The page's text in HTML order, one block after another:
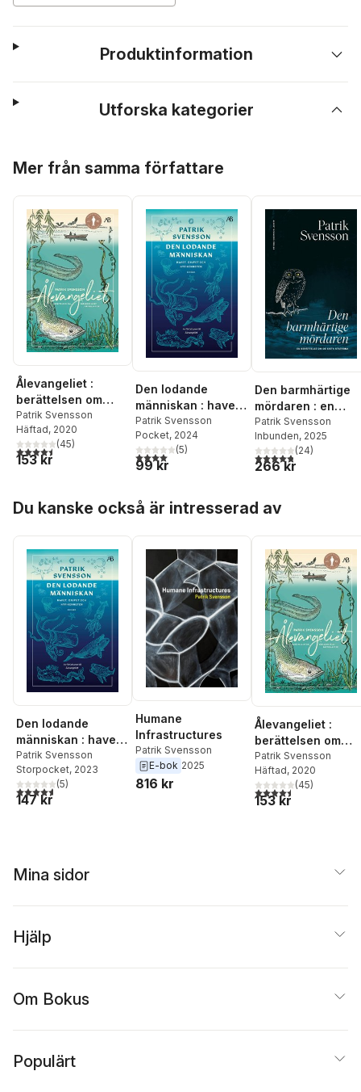
Produktinformation
Utforska kategorier
Mer från samma författare
Ålevangeliet :
berättelsen om
världens mest
gåtfulla fisk
Patrik Svensson
Häftad, 2020
4,5utav 5 stjärnor. Totalt antal röster:
(45)
153 kr
Den lodande
människan : havet,
djupet och
nyfikenheten
Patrik Svensson
Pocket, 2024
4,0utav 5 stjärnor. Totalt antal röster:
(5)
99 kr
Den barmhärtige
mördaren : en
berättelse om de
sista statarna
Patrik Svensson
Inbunden, 2025
4,8utav 5 stjärnor.
(24)
266 kr
Du kanske också är intresserad av
Den lodande
människan : havet,
djupet och
nyfikenheten
Patrik Svensson
Storpocket, 2023
4,6utav 5 stjärnor. Totalt antal röster:
(5)
147 kr
Humane
Infrastructures
Patrik Svensson
E-bok 2025
816 kr
Ålevangeliet :
berättelsen om
världens mest
gåtfulla fisk
Patrik Svensson
Häftad, 2020
4,5utav 5 stjärnor.
(45)
153 kr
Mina sidor
Hjälp
Om Bokus
Populärt